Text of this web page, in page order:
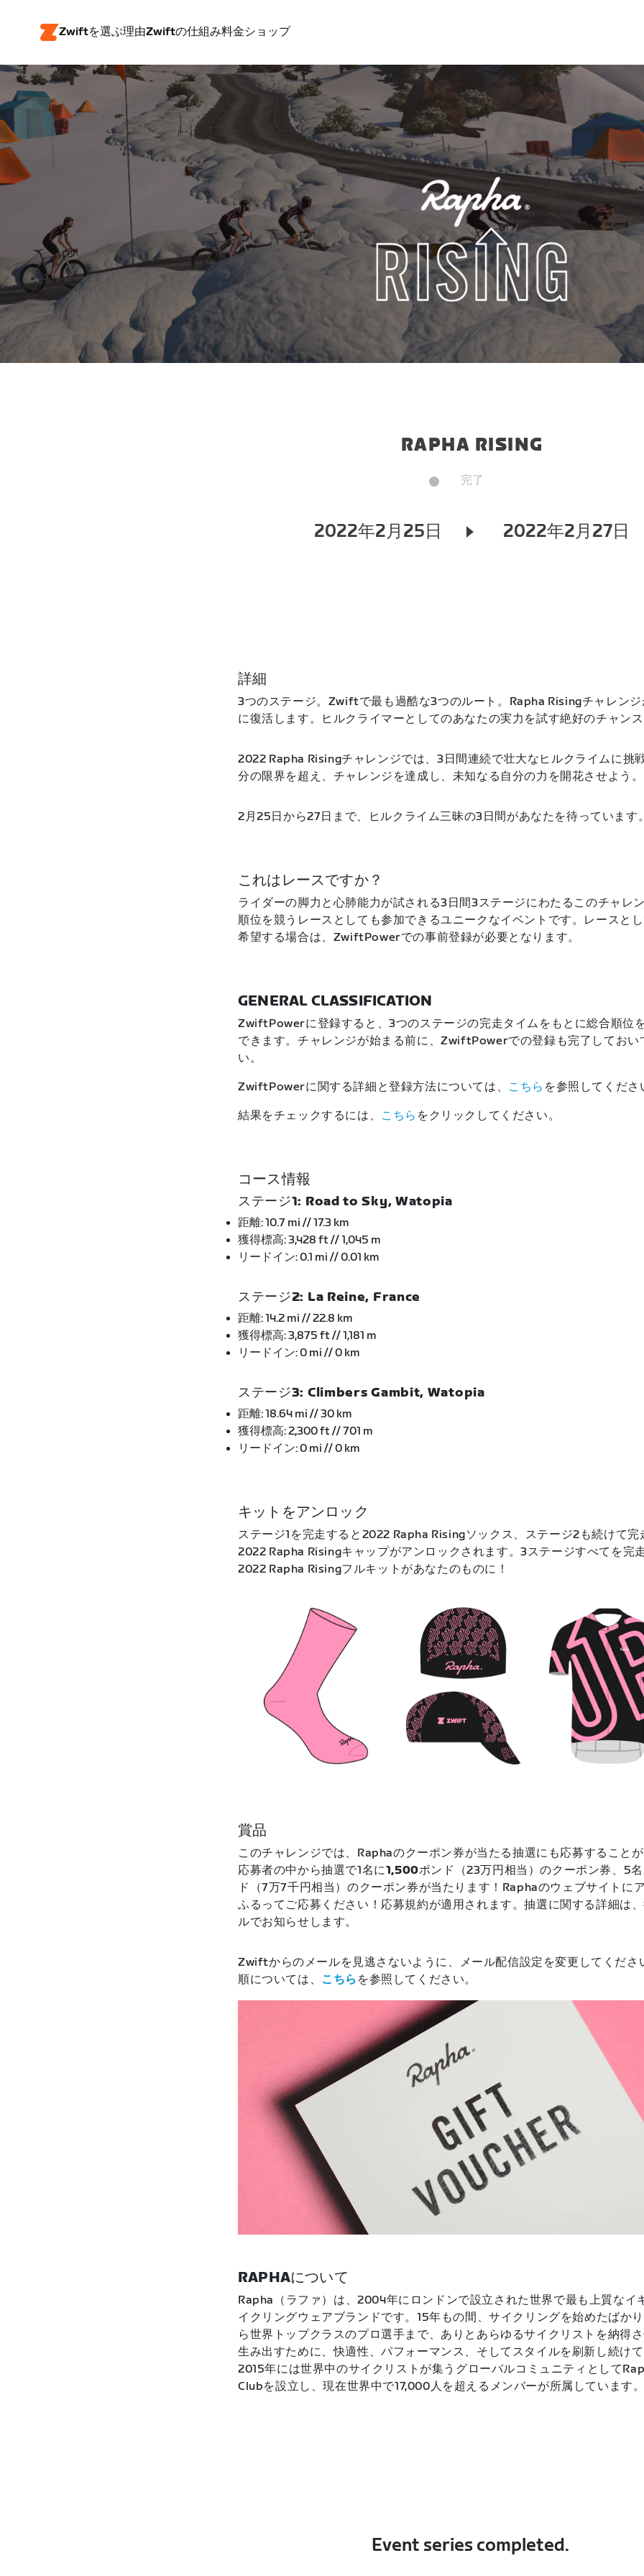
Zwiftを選ぶ理由Zwiftの仕組み料金ショップ
RAPHA RISING
完了
2022年2月25日 2022年2月27日
詳細
3つのステージ。Zwiftで最も過酷な3つのルート。Rapha Risingチャレンジ
に復活します。ヒルクライマーとしてのあなたの実力を試す絶好のチャンス
2022 Rapha Risingチャレンジでは、3日間連続で壮大なヒルクライムに挑
分の限界を超え、チャレンジを達成し、未知なる自分の力を開花させよう。
2月25日から27日まで、ヒルクライム三昧の3日間があなたを待っています
これはレースですか？
ライダーの脚力と心肺能力が試される3日間3ステージにわたるこのチャレ
順位を競うレースとしても参加できるユニークなイベントです。レースと
希望する場合は、ZwiftPowerでの事前登録が必要となります。
GENERAL CLASSIFICATION
ZwiftPowerに登録すると、3つのステージの完走タイムをもとに総合順位
できます。チャレンジが始まる前に、ZwiftPowerでの登録も完了しておい
い。
ZwiftPowerに関する詳細と登録方法については、 こちら を参照してくださ
結果をチェックするには、 こちら をクリックしてください。
コース情報
ステージ1: Road to Sky, Watopia
距離: 10.7 mi // 17.3 km
獲得標高: 3,428 ft // 1,045 m
リードイン: 0.1 mi // 0.01 km
ステージ2: La Reine, France
距離: 14.2 mi // 22.8 km
獲得標高: 3,875 ft // 1,181 m
リードイン: 0 mi // 0 km
ステージ3: Climbers Gambit, Watopia
距離: 18.64 mi // 30 km
獲得標高: 2,300 ft // 701 m
リードイン: 0 mi // 0 km
キットをアンロック
ステージ1を完走すると2022 Rapha Risingソックス、ステージ2も続けて完
2022 Rapha Risingキャップがアンロックされます。3ステージすべてを完走
2022 Rapha Risingフルキットがあなたのものに！
賞品
このチャレンジでは、Raphaのクーポン券が当たる抽選にも応募することが
応募者の中から抽選で1名に1,500ポンド（23万円相当）のクーポン券、5
ド（7万7千円相当）のクーポン券が当たります！Raphaのウェブサイトに
ふるってご応募ください！応募規約が適用されます。抽選に関する詳細は
ルでお知らせします。
Zwiftからのメールを見逃さないように、メール配信設定を変更してくださ
順については、 こちら を参照してください。
RAPHAについて
Rapha（ラファ）は、2004年にロンドンで設立された世界で最も上質なイ
イクリングウェアブランドです。15年もの間、サイクリングを始めたばか
ら世界トップクラスのプロ選手まで、ありとあらゆるサイクリストを納得
生み出すために、快適性、パフォーマンス、そしてスタイルを刷新し続けて
2015年には世界中のサイクリストが集うグローバルコミュニティとして
Clubを設立し、現在世界中で17,000人を超えるメンバーが所属しています。
Event series completed.